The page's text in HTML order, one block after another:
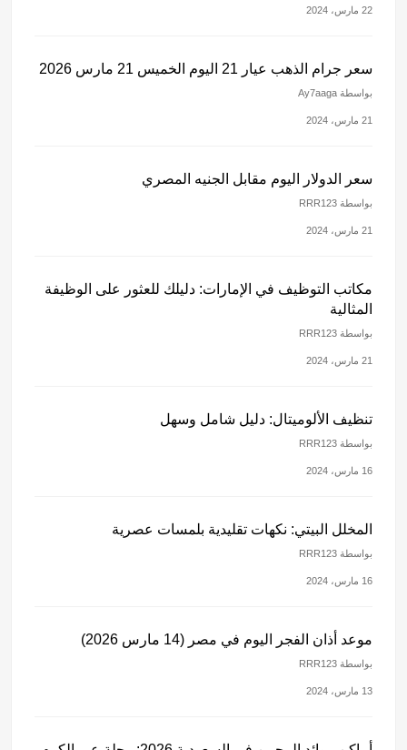
22 مارس، 2024
سعر جرام الذهب عيار 21 اليوم الخميس 21 مارس 2026
بواسطة Ay7aaga
21 مارس، 2024
سعر الدولار اليوم مقابل الجنيه المصري
بواسطة RRR123
21 مارس، 2024
مكاتب التوظيف في الإمارات: دليلك للعثور على الوظيفة
المثالية
بواسطة RRR123
21 مارس، 2024
تنظيف الألوميتال: دليل شامل وسهل
بواسطة RRR123
16 مارس، 2024
المخلل البيتي: نكهات تقليدية بلمسات عصرية
بواسطة RRR123
16 مارس، 2024
موعد أذان الفجر اليوم في مصر (14 مارس 2026)
بواسطة RRR123
13 مارس، 2024